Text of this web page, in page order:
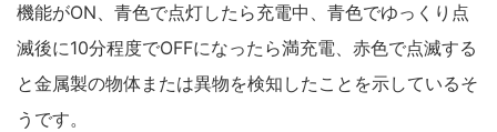
機能がON、青色で点灯したら充電中、青色でゆっくり点
滅後に10分程度でOFFになったら満充電、赤色で点滅する
と金属製の物体または異物を検知したことを示しているそ
うです。